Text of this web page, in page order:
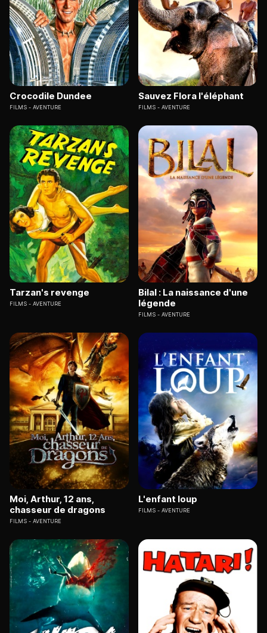
Crocodile Dundee
FILMS AVENTURE
Sauvez Flora l'éléphant
FILMS AVENTURE
Tarzan's revenge
FILMS AVENTURE
Bilal : La naissance d'une
légende
FILMS AVENTURE
Moi, Arthur, 12 ans,
chasseur de dragons
FILMS AVENTURE
L'enfant loup
FILMS AVENTURE